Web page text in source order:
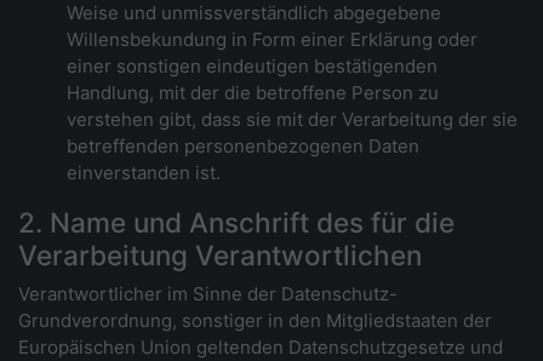
Weise und unmissverständlich abgegebene
Willensbekundung in Form einer Erklärung oder
einer sonstigen eindeutigen bestätigenden
Handlung, mit der die betroffene Person zu
verstehen gibt, dass sie mit der Verarbeitung der sie
betreffenden personenbezogenen Daten
einverstanden ist.
2. Name und Anschrift des für die
Verarbeitung Verantwortlichen
Verantwortlicher im Sinne der Datenschutz-
Grundverordnung, sonstiger in den Mitgliedstaaten der
Europäischen Union geltenden Datenschutzgesetze und